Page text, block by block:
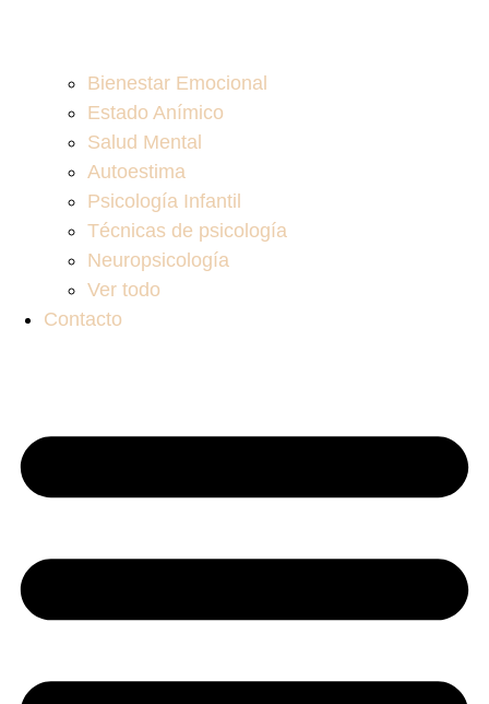
Bienestar Emocional
Estado Anímico
Salud Mental
Autoestima
Psicología Infantil
Técnicas de psicología
Neuropsicología
Ver todo
Contacto